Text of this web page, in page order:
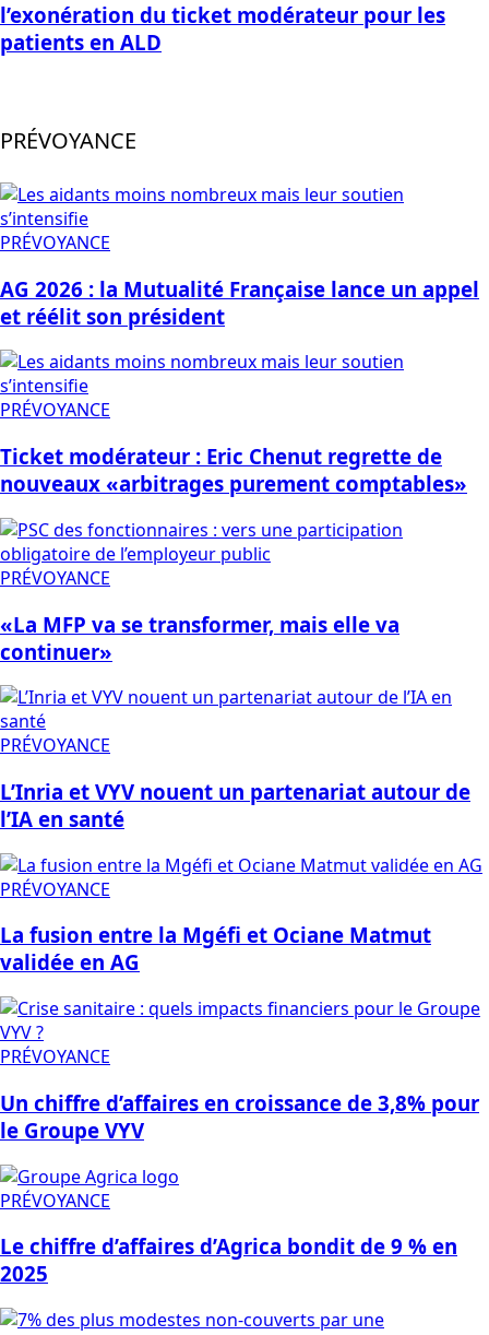
l’exonération du ticket modérateur pour les
patients en ALD
PRÉVOYANCE
PRÉVOYANCE
AG 2026 : la Mutualité Française lance un appel
et réélit son président
PRÉVOYANCE
Ticket modérateur : Eric Chenut regrette de
nouveaux «arbitrages purement comptables»
PRÉVOYANCE
«La MFP va se transformer, mais elle va
continuer»
PRÉVOYANCE
L’Inria et VYV nouent un partenariat autour de
l’IA en santé
PRÉVOYANCE
La fusion entre la Mgéfi et Ociane Matmut
validée en AG
PRÉVOYANCE
Un chiffre d’affaires en croissance de 3,8% pour
le Groupe VYV
PRÉVOYANCE
Le chiffre d’affaires d’Agrica bondit de 9 % en
2025